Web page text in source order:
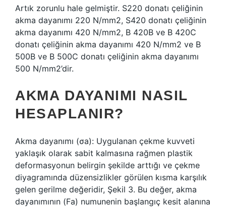
Artık zorunlu hale gelmiştir. S220 donatı çeliğinin
akma dayanımı 220 N/mm2, S420 donatı çeliğinin
akma dayanımı 420 N/mm2, B 420B ve B 420C
donatı çeliğinin akma dayanımı 420 N/mm2 ve B
500B ve B 500C donatı çeliğinin akma dayanımı
500 N/mm2’dir.
AKMA DAYANIMI NASIL
HESAPLANIR?
Akma dayanımı (σa): Uygulanan çekme kuvveti
yaklaşık olarak sabit kalmasına rağmen plastik
deformasyonun belirgin şekilde arttığı ve çekme
diyagramında düzensizlikler görülen kısma karşılık
gelen gerilme değeridir, Şekil 3. Bu değer, akma
dayanımının (Fa) numunenin başlangıç ​​kesit alanına